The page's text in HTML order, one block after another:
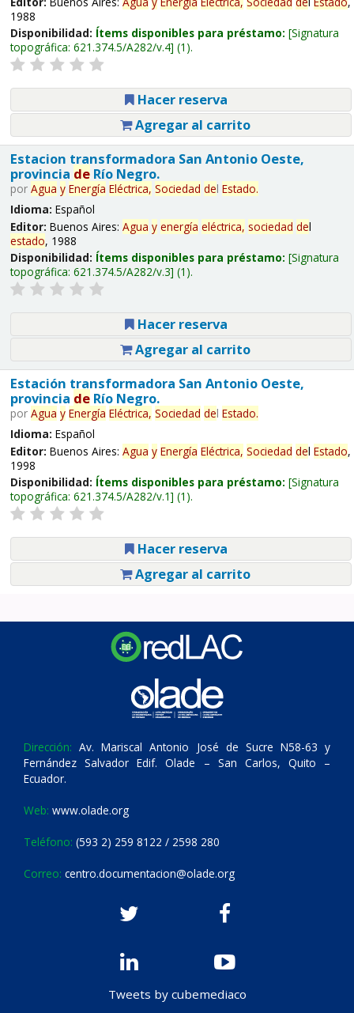
1988
Disponibilidad: Ítems disponibles para préstamo: Signatura
topográfica: 621.374.5/A282/v.4 (1).
Hacer reserva
Agregar al carrito
Estacion transformadora San Antonio Oeste,
provincia deRío Negro.
por Agua y Energía Eléctrica, Sociedad del Estado.
Idioma: Español
Editor: Buenos Aires: Agua y energía eléctrica, sociedad del
estado, 1988
Disponibilidad: Ítems disponibles para préstamo: Signatura
topográfica: 621.374.5/A282/v.3 (1).
Hacer reserva
Agregar al carrito
Estación transformadora San Antonio Oeste,
provincia deRío Negro.
por Agua y Energía Eléctrica, Sociedad del Estado.
Idioma: Español
Editor: Buenos Aires: Agua y Energía Eléctrica, Sociedad del Estado,
1998
Disponibilidad: Ítems disponibles para préstamo: Signatura
topográfica: 621.374.5/A282/v.1 (1).
Hacer reserva
Agregar al carrito
Dirección: Av. Mariscal Antonio José de Sucre N58-63 y
Fernández Salvador Edif. Olade – San Carlos, Quito –
Ecuador.
Web: www.olade.org
Teléfono: (593 2) 259 8122 / 2598 280
Correo: centro.documentacion@olade.org
Tweets by cubemediaco